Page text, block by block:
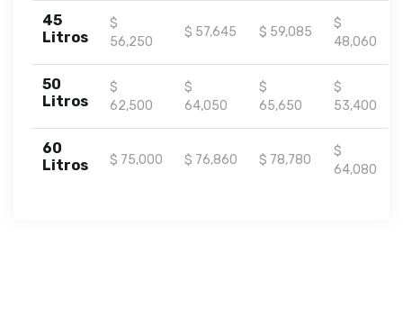
45
Litros
$
56,250
$ 57,645 $ 59,085
$
48,060
50
Litros
$
62,500
$
64,050
$
65,650
$
53,400
60
Litros
$ 75,000 $ 76,860 $ 78,780
$
64,080